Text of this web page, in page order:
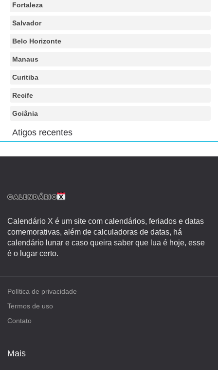
Fortaleza
Salvador
Belo Horizonte
Manaus
Curitiba
Recife
Goiânia
Atigos recentes
Calendário X é um site com calendários, feriados e datas
comemorativas, além de calculadoras de datas, há
calendário lunar e caso queira saber que lua é hoje, esse
é o lugar certo.
Política de privacidade
Termos de uso
Contato
Mais